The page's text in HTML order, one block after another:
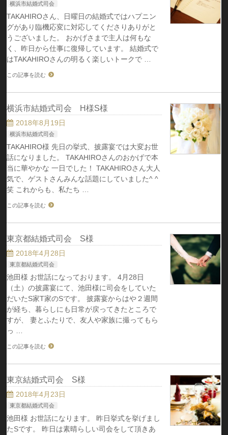
横浜市結婚式司会
TAKAHIROさん、日曜日の結婚式ではハプニン
グがあり臨機応変に対応してくださりありがと
うございました。 おかげさまで主人は何もな
く、昨日から仕事に復帰しています。 結婚式で
はTAKAHIROさんの明るく楽しいトークで …
この記事を読む
横浜市結婚式司会 H様S様
2018年8月19日
横浜市結婚式司会
TAKAHIRO様 先日の挙式、披露宴では大変お世
話になりました。 TAKAHIROさんのおかげで本
当に華やかな 一日でした！ TAKAHIROさん大人
気で、ゲストさんみんな話題にしていました^ ^
笑 これからも、私たち …
この記事を読む
東京都結婚式司会 S様
2018年4月28日
東京都結婚式司会
池田様 お世話になっております。 4月28日
（土）の披露宴にて、池田様に司会をしていた
だいたS家T家のSです。 披露宴からはや２週間
が経ち、暮らしにも日常が戻ってきたところで
すが、 妻とふたりで、友人や家族に撮ってもら
っ …
この記事を読む
東京結婚式司会 S様
2018年4月23日
東京都結婚式司会
池田様 お世話になります。 昨日挙式を挙げまし
たSです。 昨日は素晴らしい司会をして頂きあ